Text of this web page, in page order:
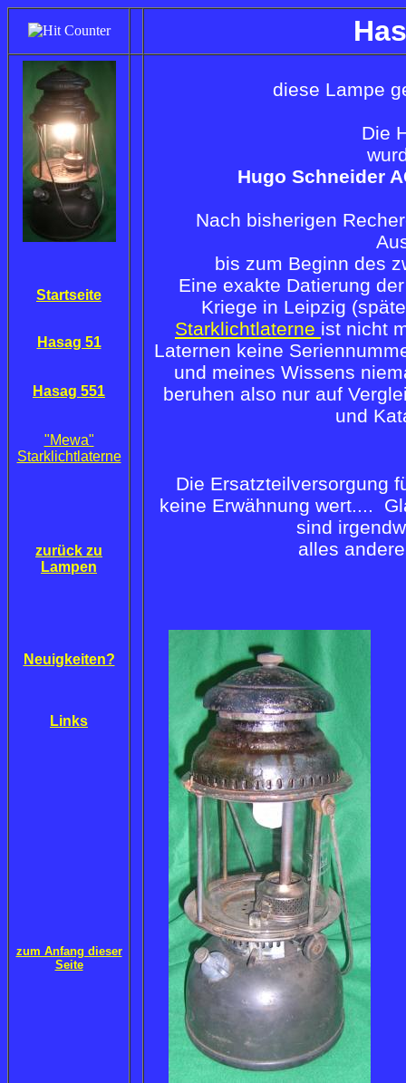
Startseite
Hasag 51
Hasag 551
"Mewa"
Starklichtlaterne
zurück zu
Lampen
Neuigkeiten?
Links
zum Anfang dieser
Seite
diese Lampe
Die
Hugo Schneider
Nach bisherigen
bis zum Beginn des
Eine exakte Datierung
Kriege in Leipzig
Starklichtlaterne ist nicht
Laternen keine
und meines Wissens
beruhen also nur auf
und
Die Ersatzteilversorgung
keine Erwähnung wert....
sind
alles